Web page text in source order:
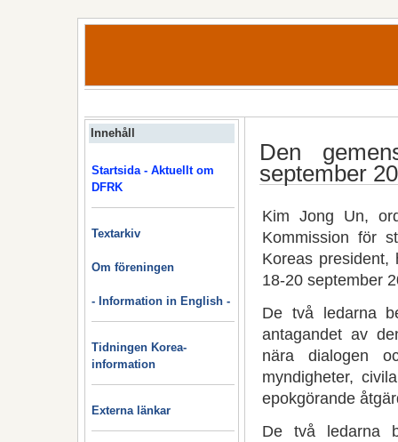
Innehåll
Startsida - Aktuellt om
DFRK
Textarkiv
Om föreningen
- Information in English -
Tidningen Korea-
information
Externa länkar
Den
september
Kim Jong Un,
Kommission för
Koreas president,
18-20 september
De två ledarna
antagandet av
nära dialogen
myndigheter,
epokgörande
De två ledarna